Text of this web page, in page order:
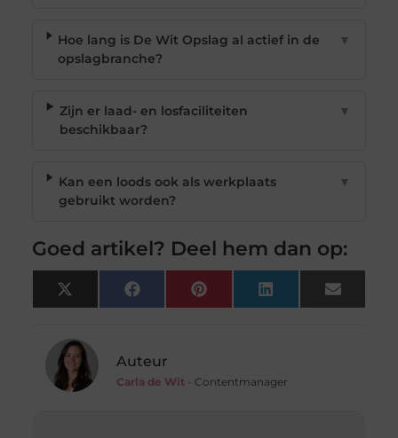
Hoe lang is De Wit Opslag al actief in de
opslagbranche?
▼
Zijn er laad- en losfaciliteiten
beschikbaar?
▼
Kan een loods ook als werkplaats
gebruikt worden?
▼
Goed artikel? Deel hem dan op:
X
(Twitter)
FacebookPinterest LinkedIn Email
Auteur
Carla de Wit- Contentmanager